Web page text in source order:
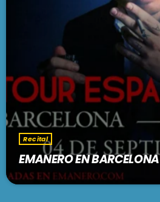
Recital
EMANERO EN BARCELONA